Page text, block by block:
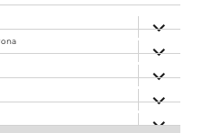
anzeigen
anzeigen
anzeigen
anzeigen